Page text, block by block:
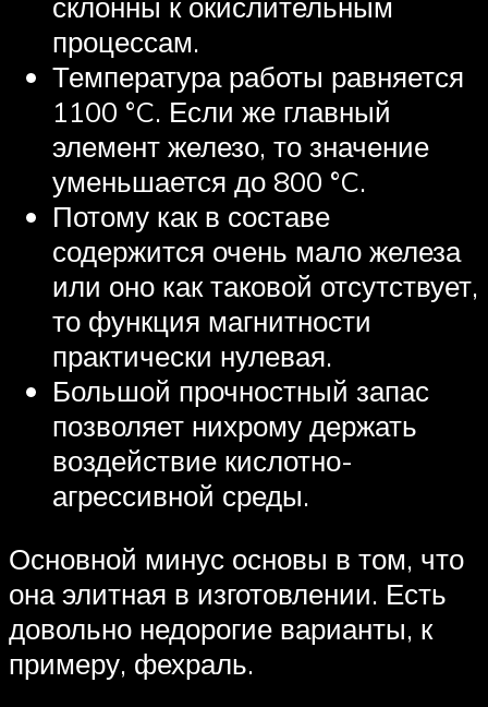
процессам.
Температура работы равняется
1100 °C. Если же главный
элемент железо, то значение
уменьшается до 800 °C.
Потому как в составе
содержится очень мало железа
или оно как таковой отсутствует,
то функция магнитности
практически нулевая.
Большой прочностный запас
позволяет нихрому держать
воздействие кислотно-
агрессивной среды.
Основной минус основы в том, что
она элитная в изготовлении. Есть
довольно недорогие варианты, к
примеру, фехраль.